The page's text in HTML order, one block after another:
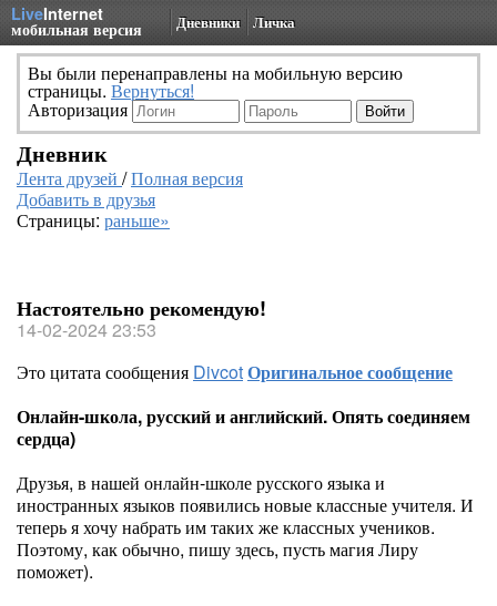
LiveInternet
мобильная версия Дневники Личка
Вы были перенаправлены на мобильную версию
страницы. Вернуться!
Авторизация
Дневник
Лента друзей /Полная версия
Добавить в друзья
Страницы: раньше»
Настоятельно рекомендую!
14-02-2024 23:53
Это цитата сообщения DivcotОригинальное сообщение
Онлайн-школа, русский и английский. Опять соединяем
сердца)
Друзья, в нашей онлайн-школе русского языка и
иностранных языков появились новые классные учителя. И
теперь я хочу набрать им таких же классных учеников.
Поэтому, как обычно, пишу здесь, пусть магия Лиру
поможет).